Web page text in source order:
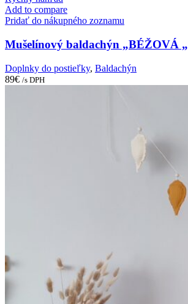
Add to compare
Pridať do nákupného zoznamu
Mušelínový baldachýn „BÉŽOVÁ „
Doplnky do postieľky, Baldachýn
89€ /s DPH